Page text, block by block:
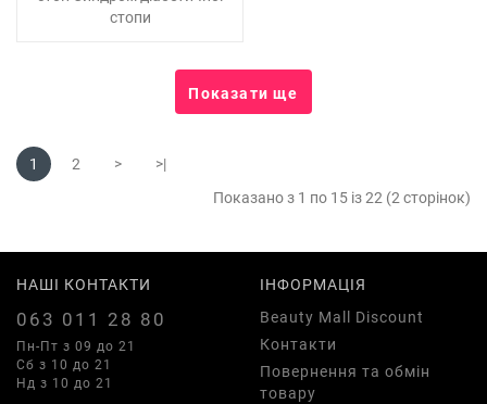
стопи
Показати ще
1 2 >
>|
Показано з 1 по 15 із 22 (2 сторінок)
НАШІ КОНТАКТИ
063 011 28 80
Пн-Пт з 09 до 21
Сб з 10 до 21
Нд з 10 до 21
ІНФОРМАЦІЯ
Beauty Mall Discount
Контакти
Повернення та обмін
товару